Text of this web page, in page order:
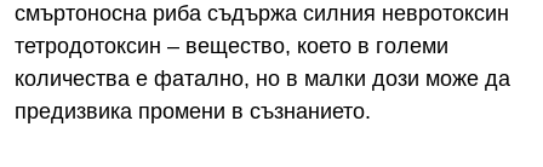
смъртоносна риба съдържа силния невротоксин
тетродотоксин – вещество, което в големи
количества е фатално, но в малки дози може да
предизвика промени в съзнанието.